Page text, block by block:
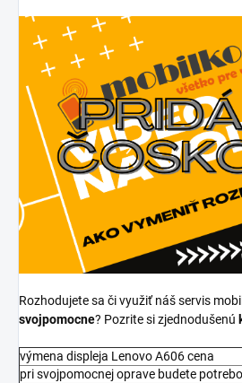
Rozhodujete sa či využiť náš servis
svojpomocne? Pozrite si zjednodušenú
výmena displeja Lenovo A606 cena
pri svojpomocnej oprave budete